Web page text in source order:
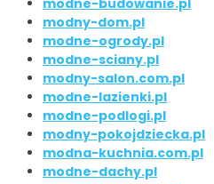
modny-dom.pl
modne-ogrody.pl
modne-sciany.pl
modny-salon.com.pl
modne-lazienki.pl
modne-podlogi.pl
modny-pokojdziecka.pl
modna-kuchnia.com.pl
modne-dachy.pl